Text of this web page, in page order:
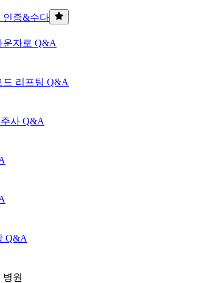
인증&수다
운자로 Q&A
드 리프팅 Q&A
사 Q&A
Q&A
원